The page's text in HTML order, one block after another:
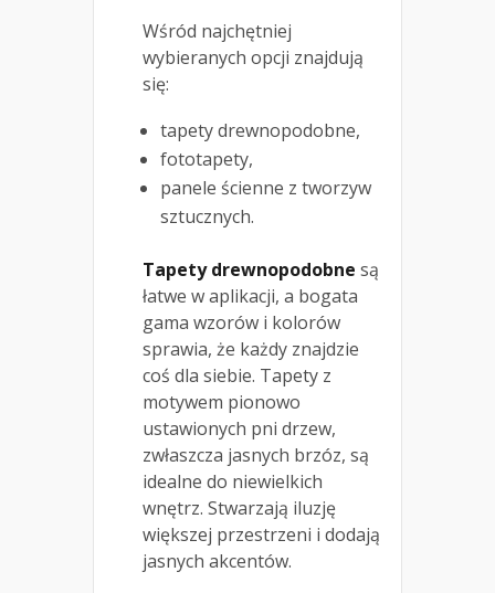
Wśród najchętniej
wybieranych opcji znajdują
się:
tapety drewnopodobne,
fototapety,
panele ścienne z tworzyw
sztucznych.
Tapety drewnopodobne są
łatwe w aplikacji, a bogata
gama wzorów i kolorów
sprawia, że każdy znajdzie
coś dla siebie. Tapety z
motywem pionowo
ustawionych pni drzew,
zwłaszcza jasnych brzóz, są
idealne do niewielkich
wnętrz. Stwarzają iluzję
większej przestrzeni i dodają
jasnych akcentów.